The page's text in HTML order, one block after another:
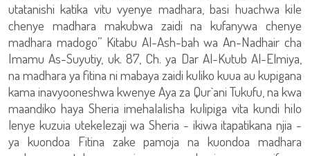
utatanishi katika vitu vyenye madhara, basi huachwa kile
chenye madhara makubwa zaidi na kufanywa chenye
madhara madogo” Kitabu Al-Ash-bah wa An-Nadhair cha
Imamu As-Suyutiy, uk. 87, Ch. ya Dar Al-Kutub Al-Elmiya,
na madhara ya fitina ni mabaya zaidi kuliko kuua au kupigana
kama inavyooneshwa kwenye Aya za Qur`ani Tukufu, na kwa
maandiko haya Sheria imehalalisha kulipiga vita kundi hilo
lenye kuzuia utekelezaji wa Sheria - ikiwa itapatikana njia -
ya kuondoa Fitina zake pamoja na kuondoa madhara